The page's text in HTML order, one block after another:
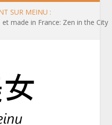
SUR MEINU :
made in France: Zen in the City